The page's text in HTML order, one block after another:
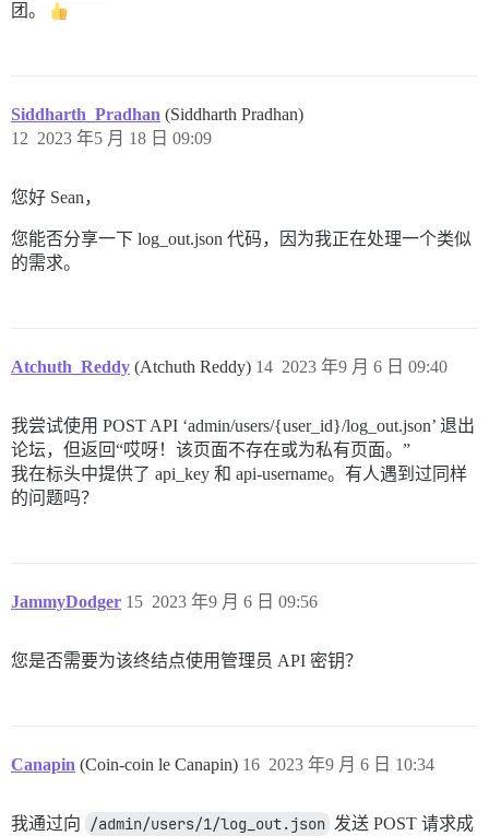
团。
Siddharth_Pradhan (Siddharth Pradhan)
2023 年5 月 18 日 09:09
12
您好 Sean，
您能否分享一下 log_out.json 代码，因为我正在处理一个类似
的需求。
Atchuth_Reddy (Atchuth Reddy) 2023 年9 月 6 日 09:40
14
我尝试使用 POST API ‘admin/users/{user_id}/log_out.json’ 退出
论坛，但返回“哎呀！该页面不存在或为私有页面。”
我在标头中提供了 api_key 和 api-username。有人遇到过同样
的问题吗？
JammyDodger 2023 年9 月 6 日 09:56
15
您是否需要为该终结点使用管理员 API 密钥？
Canapin (Coin-coin le Canapin) 2023 年9 月 6 日 10:34
16
我通过向 /admin/users/1/log_out.json 发送 POST 请求成